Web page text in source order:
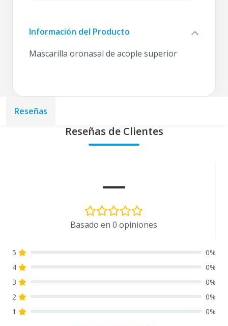
Información del Producto
Mascarilla oronasal de acople superior
Reseñas
Reseñas de Clientes
—
Basado en 0 opiniones
5
0%
4
0%
3
0%
2
0%
1
0%